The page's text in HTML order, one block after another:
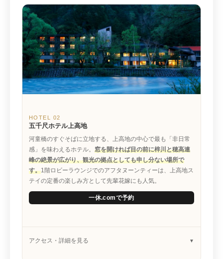
HOTEL 02
五千尺ホテル上高地
河童橋のすぐそばに立地する、上高地の中心で最も「非日常
感」を味わえるホテル。 窓を開ければ目の前に梓川と穂高連
峰の絶景が広がり、観光の拠点としても申し分ない場所で
す。1階ロビーラウンジでのアフタヌーンティーは、上高地ス
テイの定番の楽しみ方として先輩花嫁にも人気。
一休.comで予約
アクセス・詳細を見る